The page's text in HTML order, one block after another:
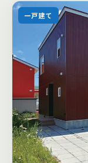
一戸建て